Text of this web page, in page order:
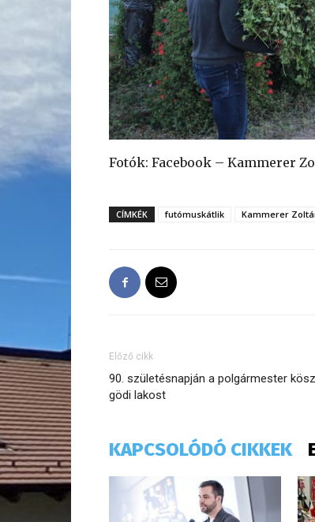
Fotók: Facebook – Kammerer
CÍMKÉK futómuskátlik Kammerer
Előző cikk
90. születésnapján a polgármester
gödi lakost
KAPCSOLÓDÓ CIKKEK